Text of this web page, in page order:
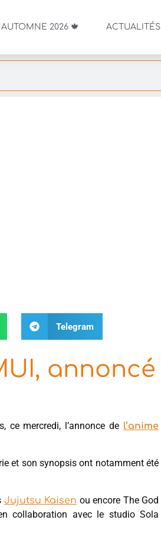
2026 🍁 ACTUALITÉS
Telegram
annoncé
ce mercredi, l’annonce de l’anime
et son synopsis ont notamment été
Jujutsu Kaisen ou encore The God
collaboration avec le studio Sola